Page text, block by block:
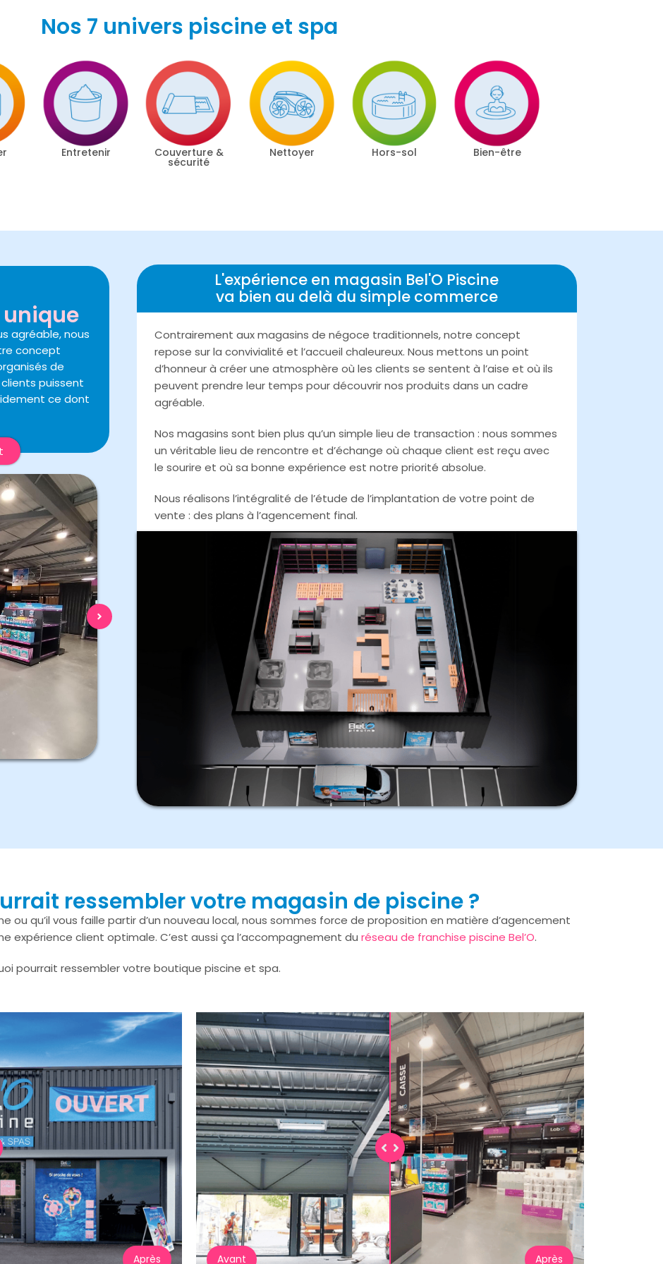
Nos 7 univers piscine et spa
Entretenir Couverture &
sécurité
Nettoyer Hors-sol Bien-être
agréable, nous
concept
de
puissent
ce dont
L'expérience en magasin Bel'O Piscine
va bien au delà du simple commerce
Contrairement aux magasins de négoce traditionnels, notre concept
repose sur la convivialité et l’accueil chaleureux. Nous mettons un point
d’honneur à créer une atmosphère où les clients se sentent à l’aise et où ils
peuvent prendre leur temps pour découvrir nos produits dans un cadre
agréable.
Nos magasins sont bien plus qu’un simple lieu de transaction : nous sommes
un véritable lieu de rencontre et d’échange où chaque client est reçu avec
le sourire et où sa bonne expérience est notre priorité absolue.
Nous réalisons l’intégralité de l’étude de l’implantation de votre point de
vente : des plans à l’agencement final.
ressembler votre magasin de piscine ?
ou qu’il vous faille partir d’un nouveau local, nous sommes force de proposition en matière d’agencement
expérience client optimale. C’est aussi ça l’accompagnement du réseau de franchise piscine Bel’O.
pourrait ressembler votre boutique piscine et spa.
Après Avant Après